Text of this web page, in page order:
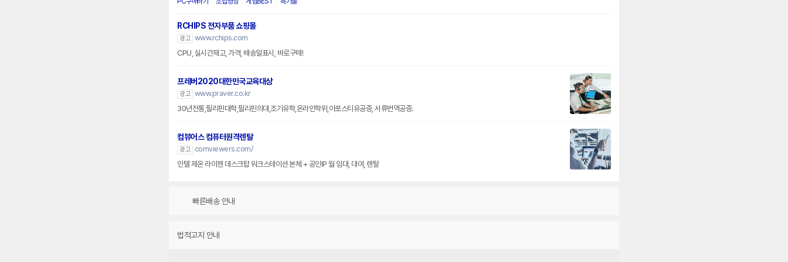
RCHIPS 전자부품 쇼핑몰
광고 www.rchips.com
CPU, 실시간재고, 가격, 배송일표시, 바로구매!
프레버2020대한민국교육대상
광고 www.praver.co.kr
30년전통,필리핀대학,필리핀의대,조기유학,온라인학위,아포스티유공증, 서류번역공증.
컴뷰어스 컴퓨터원격렌탈
광고
comviewers.com/
인텔 제온 라이젠 데스크탑 워크스테이션 본체 + 공인IP 월 임대, 대여, 렌탈
빠른배송 안내
법적고지 안내